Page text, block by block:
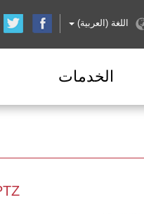
اللغة (العربية)
الخدمات